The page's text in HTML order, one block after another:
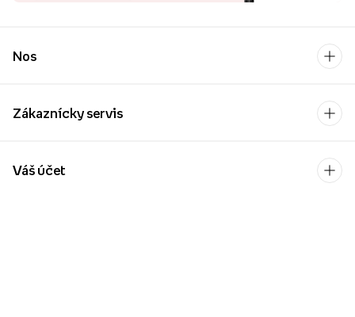
Nos
Zákaznícky servis
Váš účet